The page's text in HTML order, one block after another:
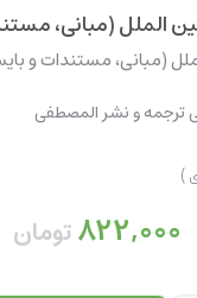
الملل (مبانی،
(مبانی، مستندات و
ترجمه و نشر المصطفی
)
822,000تومان